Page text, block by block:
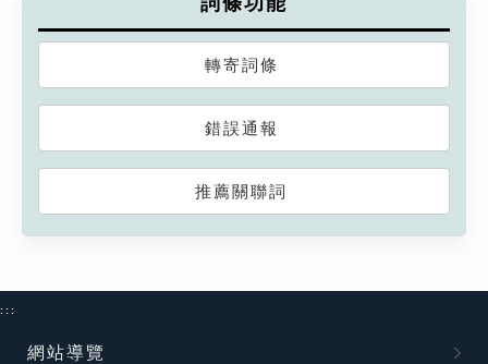
轉寄詞條
錯誤通報
推薦關聯詞
:::
網站導覽